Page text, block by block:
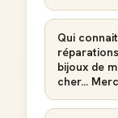
Qui
bijoux de
cher...